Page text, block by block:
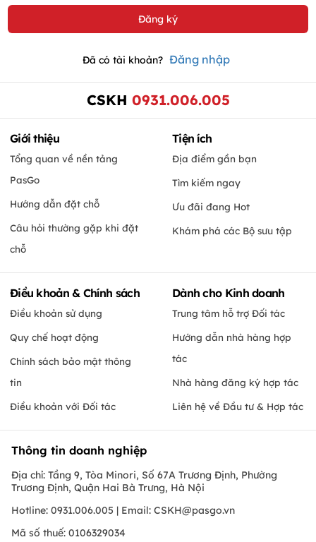
Đã có tài khoản? Đăng nhập
CSKH 0931.006.005
Giới thiệu
Tổng quan về nền tảng
PasGo
Hướng dẫn đặt chỗ
Câu hỏi thường gặp khi đặt
chỗ
Tiện ích
Địa điểm gần bạn
Tìm kiếm ngay
Ưu đãi đang Hot
Khám phá các Bộ sưu tập
Điều khoản & Chính sách
Điều khoản sử dụng
Quy chế hoạt động
Chính sách bảo mật thông
tin
Điều khoản với Đối tác
Dành cho Kinh doanh
Trung tâm hỗ trợ Đối tác
Hướng dẫn nhà hàng hợp
tác
Nhà hàng đăng ký hợp tác
Liên hệ về Đầu tư & Hợp tác
Thông tin doanh nghiệp
Địa chỉ: Tầng 9, Tòa Minori, Số 67A Trương Định, Phường
Trương Định, Quận Hai Bà Trưng, Hà Nội
Hotline: 0931.006.005 | Email: CSKH@pasgo.vn
Mã số thuế: 0106329034